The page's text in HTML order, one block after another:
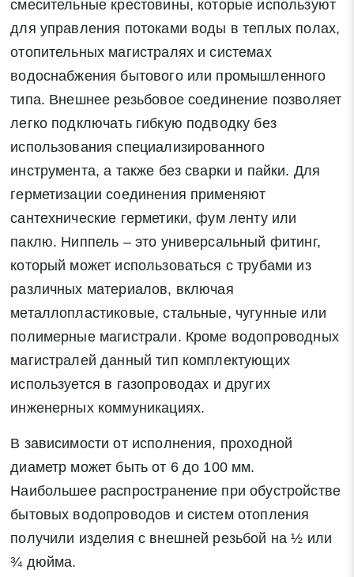
смесительные крестовины, которые используют
для управления потоками воды в теплых полах,
отопительных магистралях и системах
водоснабжения бытового или промышленного
типа. Внешнее резьбовое соединение позволяет
легко подключать гибкую подводку без
использования специализированного
инструмента, а также без сварки и пайки. Для
герметизации соединения применяют
сантехнические герметики, фум ленту или
паклю. Ниппель – это универсальный фитинг,
который может использоваться с трубами из
различных материалов, включая
металлопластиковые, стальные, чугунные или
полимерные магистрали. Кроме водопроводных
магистралей данный тип комплектующих
используется в газопроводах и других
инженерных коммуникациях.
В зависимости от исполнения, проходной
диаметр может быть от 6 до 100 мм.
Наибольшее распространение при обустройстве
бытовых водопроводов и систем отопления
получили изделия с внешней резьбой на ½ или
¾ дюйма.